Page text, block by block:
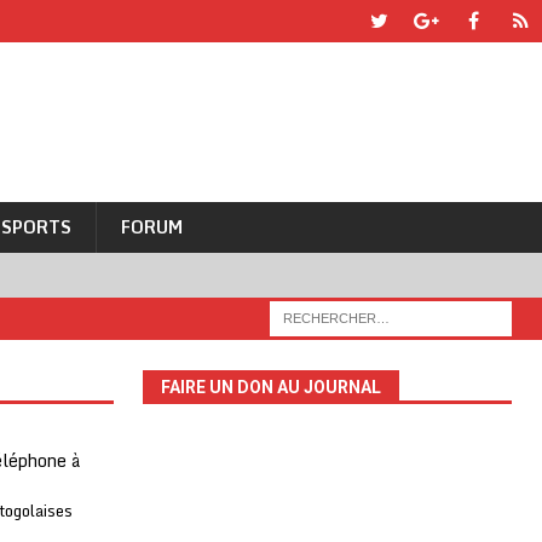
SPORTS FORUM
à
FAIRE UN DON AU JOURNAL